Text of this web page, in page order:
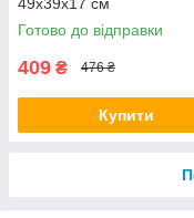
Готово до відправки
409 ₴ 476 ₴
Купити